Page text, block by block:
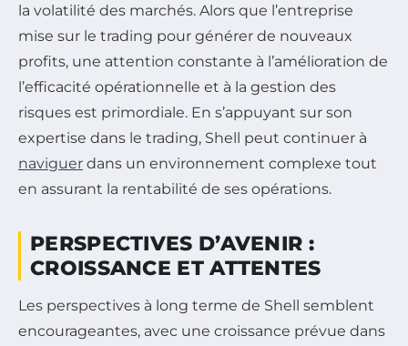
la volatilité des marchés. Alors que l’entreprise
mise sur le trading pour générer de nouveaux
profits, une attention constante à l’amélioration de
l’efficacité opérationnelle et à la gestion des
risques est primordiale. En s’appuyant sur son
expertise dans le trading, Shell peut continuer à
naviguer dans un environnement complexe tout
en assurant la rentabilité de ses opérations.
PERSPECTIVES D’AVENIR :
CROISSANCE ET ATTENTES
Les perspectives à long terme de Shell semblent
encourageantes, avec une croissance prévue dans